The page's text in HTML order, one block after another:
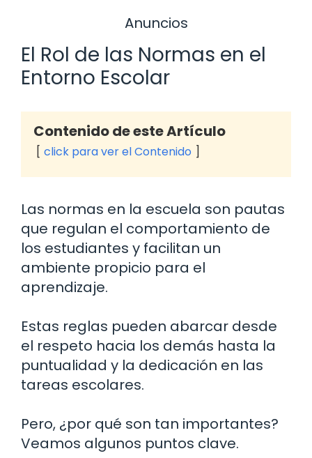
Anuncios
El Rol de las Normas en el
Entorno Escolar
Contenido de este Artículo
click para ver el Contenido
Las normas en la escuela son pautas
que regulan el comportamiento de
los estudiantes y facilitan un
ambiente propicio para el
aprendizaje.
Estas reglas pueden abarcar desde
el respeto hacia los demás hasta la
puntualidad y la dedicación en las
tareas escolares.
Pero, ¿por qué son tan importantes?
Veamos algunos puntos clave.